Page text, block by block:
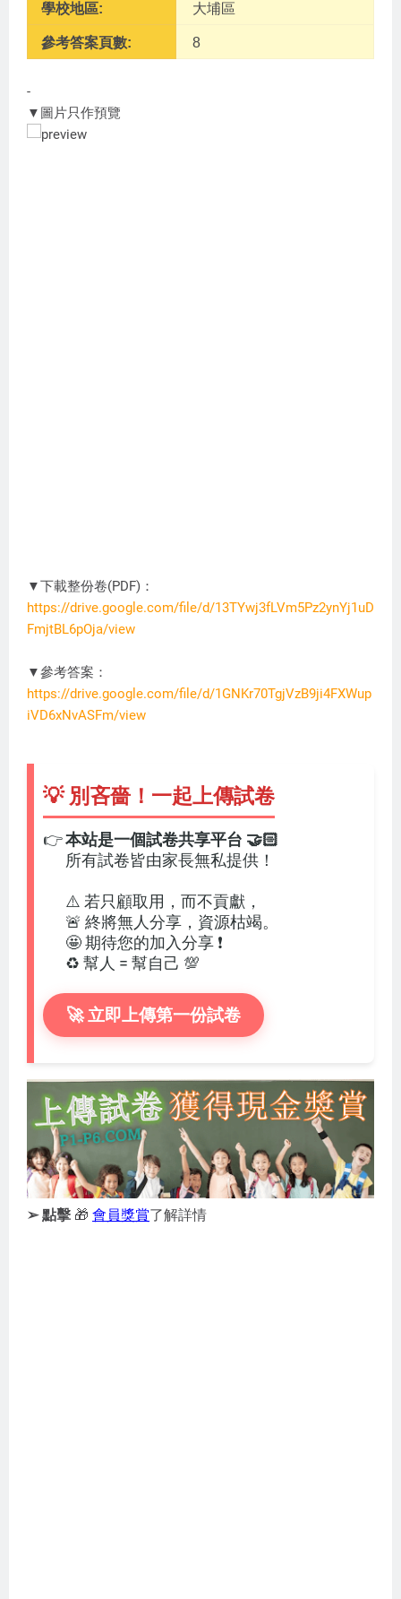
學校地區: 大埔區
參考答案頁數: 8
-
▼圖片只作預覽
▼下載整份卷(PDF)：
https://drive.google.com/file/d/13TYwj3fLVm5Pz2ynYj1uD
FmjtBL6pOja/view
▼參考答案：
https://drive.google.com/file/d/1GNKr70TgjVzB9ji4FXWup
iVD6xNvASFm/view
💡 別吝嗇！一起上傳試卷
本站是一個試卷共享平台 🤝🏻
👉
所有試卷皆由家長無私提供！
⚠️ 若只顧取用，而不貢獻，
🚨 終將無人分享，資源枯竭。
🤩 期待您的加入分享 ❗
♻️ 幫人 = 幫自己 💯
🚀 立即上傳第一份試卷
➢ 點擊 🎁 會員獎賞了解詳情